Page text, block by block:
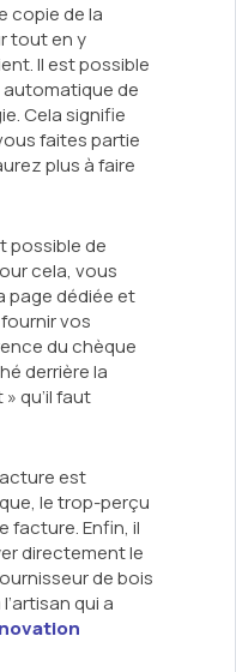
copie de la
tout en y
Il est possible
automatique de
Cela signifie
faites partie
plus à faire
possible de
cela, vous
page dédiée et
vos
du chèque
derrière la
qu’il faut
est
le trop-perçu
facture. Enfin, il
directement le
de bois
qui a